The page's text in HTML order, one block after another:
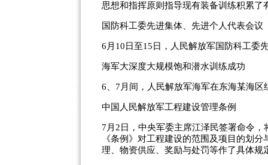
思想和指挥原则指导现有装备训练积累了
国防科工委先进集体、先进个人代表会议
6月10日至15日，人民解放军国防科工委
海军大深度大规模饱和潜水训练成功
6、7月间，人民解放军海军在东海某海
中国人民解放军工程建设管理条例
7月2日，中央军委主席江泽民签署命令
《条例》对工程建设的范围及项目的划
理、物资供应、奖励与处罚等作了具体规